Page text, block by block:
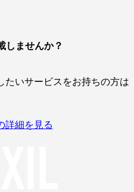
しませんか？
たいサービスをお持ちの方は
詳細を見る